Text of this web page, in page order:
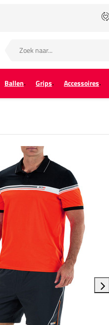
Ballen Grips Accessoires